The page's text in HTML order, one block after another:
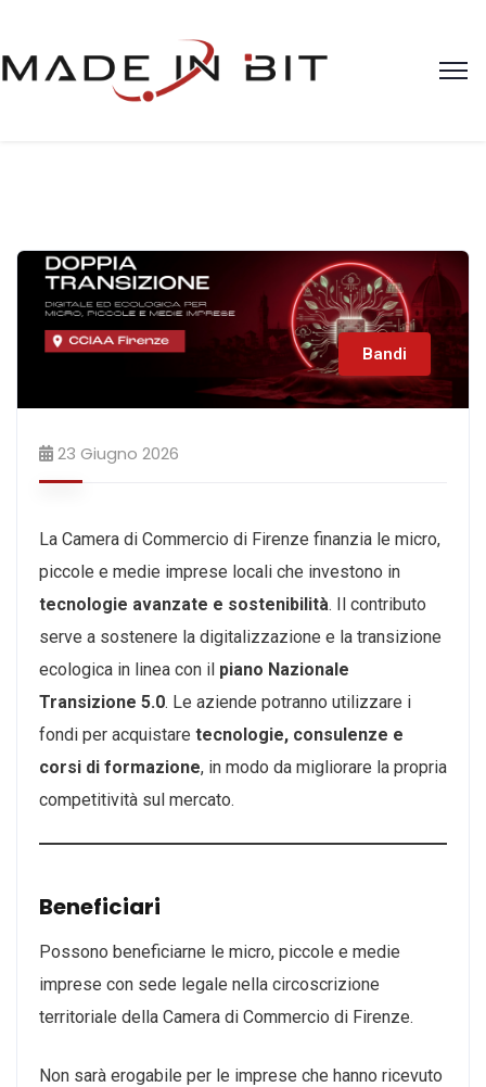
Bandi
23 Giugno 2026
La Camera di Commercio di Firenze finanzia le micro,
piccole e medie imprese locali che investono in
tecnologie avanzate e sostenibilità. Il contributo
serve a sostenere la digitalizzazione e la transizione
ecologica in linea con il piano Nazionale
Transizione 5.0. Le aziende potranno utilizzare i
fondi per acquistare tecnologie, consulenze e
corsi di formazione, in modo da migliorare la propria
competitività sul mercato.
Beneficiari
Possono beneficiarne le micro, piccole e medie
imprese con sede legale nella circoscrizione
territoriale della Camera di Commercio di Firenze.
Non sarà erogabile per le imprese che hanno ricevuto